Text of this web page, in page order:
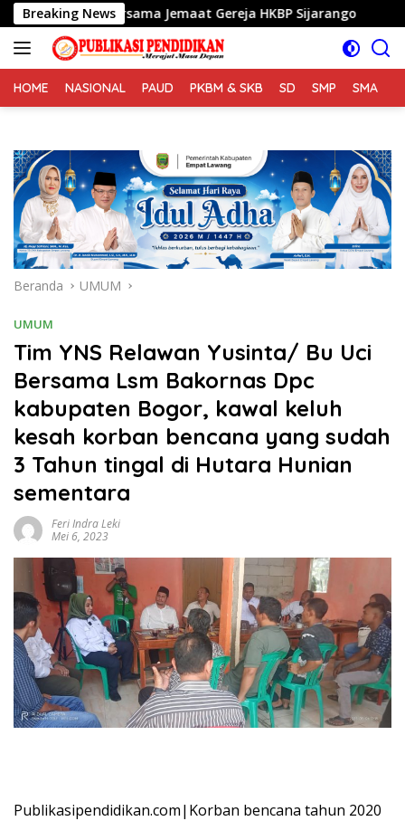
Langsung
ke
konten
Breaking News
Bersama Jemaat Gereja HKBP Sijarango TMMD
HOME NASIONAL PAUD PKBM & SKB SD SMP SMA
Beranda UMUM
UMUM
Tim YNS Relawan Yusinta/ Bu Uci
Bersama Lsm Bakornas Dpc
kabupaten Bogor, kawal keluh
kesah korban bencana yang sudah
3 Tahun tingal di Hutara Hunian
sementara
Feri Indra Leki
Mei 6, 2023
Publikasipendidikan.com|Korban bencana tahun 2020